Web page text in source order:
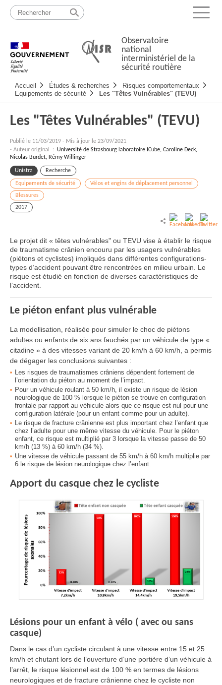
Passer
contenu
Menu
Observatoire
national
interministériel de la
sécurité routière
principale
Accueil Études & recherches
Risques comportementaux
Equipements de sécurité
Les "Têtes Vulnérables" (TEVU)
Les "Têtes Vulnérables" (TEVU)
Publié le 11/03/2019 - Mis à jour le 23/09/2021
- Auteur original : Université de Strasbourg laboratoire ICube, Caroline Deck,
Nicolas Burdet, Rémy Willinger
Unistra Recherche
Equipements de sécurité
Vélos et engins de déplacement personnel
Blessures
2017
Le projet dit « têtes vulnérables" ou TEVU vise à établir le risque
de traumatisme crânien encouru par les usagers vulnérables
(piétons et cyclistes) impliqués dans différentes configurations-
types d’accident pouvant être rencontrées en milieu urbain. Le
risque est étudié en fonction de diverses caractéristiques de
l’accident.
Le piéton enfant plus vulnérable
La modellisation, réalisée pour simuler le choc de piétons
adultes ou enfants de six ans fauchés par un véhicule de type «
citadine » à des vitesses variant de 20 km/h à 60 km/h, a permis
de dégager les conclusions suivantes :
Les risques de traumatismes crâniens dépendent fortement de
l’orientation du piéton au moment de l’impact.
Pour un véhicule roulant à 50 km/h, il existe un risque de lésion
neurologique de 100 % lorsque le piéton se trouve en configuration
frontale par rapport au véhicule alors que ce risque est nul pour une
configuration latérale (pour un enfant comme pour un adulte).
Le risque de fracture crânienne est plus important chez l’enfant que
chez l’adulte pour une même vitesse du véhicule. Pour le piéton
enfant, ce risque est multiplié par 3 lorsque la vitesse passe de 50
km/h (13 %) à 60 km/h (34 %).
Une vitesse de véhicule passant de 55 km/h à 60 km/h multiplie par
6 le risque de lésion neurologique chez l’enfant.
Apport du casque chez le cycliste
Lésions pour un enfant à vélo ( avec ou sans
casque)
Dans le cas d’un cycliste circulant à une vitesse entre 15 et 25
km/h et chutant lors de l’ouverture d’une portière d’un véhicule à
l’arrêt, le risque lésionnel est de 100 % en termes de lésions
neurologiques et de fracture crânienne chez le cycliste non